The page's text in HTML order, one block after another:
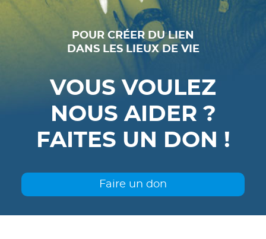
POUR CRÉER DU LIEN
DANS LES LIEUX DE VIE
VOUS VOULEZ
NOUS AIDER ?
FAITES UN DON !
Faire un don